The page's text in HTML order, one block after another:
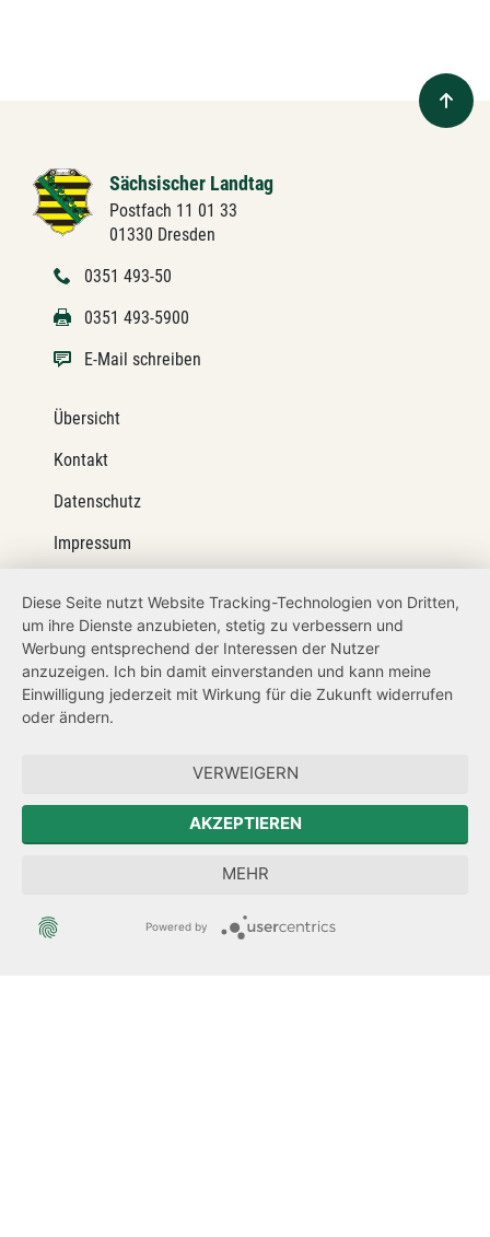
Sächsischer Landtag
Postfach 11 01 33
01330 Dresden
0351 493-50
0351 493-5900
E-Mail schreiben
Übersicht
Kontakt
Datenschutz
Impressum
Netiquette
Transparenzanspruch
Hinweisgeberschutz
Forum Mitteleuropa
Der Sächsische Integrationsbeauftragte
Sächsische Landesbeauftragte zur Aufarbeitung der SED-
Diese Seite nutzt Website Tracking-Technologien von Dritten,
um ihre Dienste anzubieten, stetig zu verbessern und
Werbung entsprechend der Interessen der Nutzer
anzuzeigen. Ich bin damit einverstanden und kann meine
Einwilligung jederzeit mit Wirkung für die Zukunft widerrufen
oder ändern.
VERWEIGERN
AKZEPTIEREN
MEHR
Powered by